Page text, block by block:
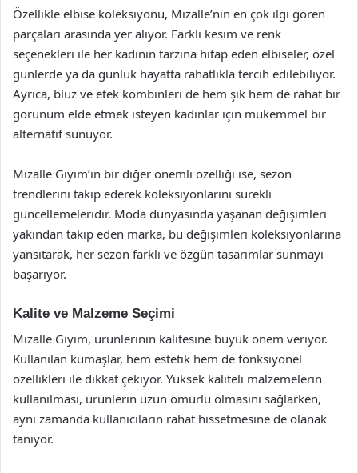
Özellikle elbise koleksiyonu, Mizalle’nin en çok ilgi gören
parçaları arasında yer alıyor. Farklı kesim ve renk
seçenekleri ile her kadının tarzına hitap eden elbiseler, özel
günlerde ya da günlük hayatta rahatlıkla tercih edilebiliyor.
Ayrıca, bluz ve etek kombinleri de hem şık hem de rahat bir
görünüm elde etmek isteyen kadınlar için mükemmel bir
alternatif sunuyor.
Mizalle Giyim’in bir diğer önemli özelliği ise, sezon
trendlerini takip ederek koleksiyonlarını sürekli
güncellemeleridir. Moda dünyasında yaşanan değişimleri
yakından takip eden marka, bu değişimleri koleksiyonlarına
yansıtarak, her sezon farklı ve özgün tasarımlar sunmayı
başarıyor.
Kalite ve Malzeme Seçimi
Mizalle Giyim, ürünlerinin kalitesine büyük önem veriyor.
Kullanılan kumaşlar, hem estetik hem de fonksiyonel
özellikleri ile dikkat çekiyor. Yüksek kaliteli malzemelerin
kullanılması, ürünlerin uzun ömürlü olmasını sağlarken,
aynı zamanda kullanıcıların rahat hissetmesine de olanak
tanıyor.